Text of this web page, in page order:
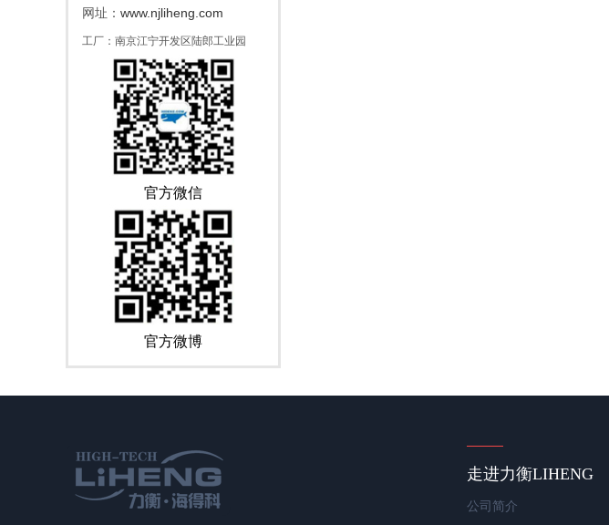
网址： www.njliheng.com
工厂：南京江宁开发区陆郎工业园
官方微信
官方微博
走进力衡LIHENG
公司简介